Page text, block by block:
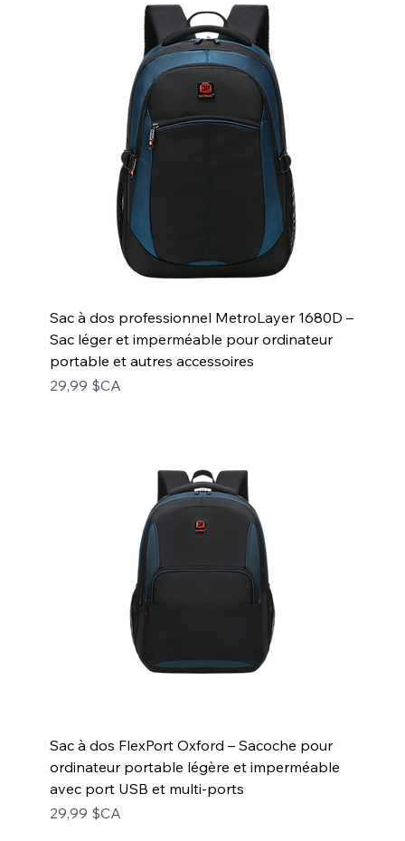
Sac à dos professionnel MetroLayer 1680D –
Sac léger et imperméable pour ordinateur
portable et autres accessoires
Prix
29,99 $CA
Sac à dos FlexPort Oxford – Sacoche pour
ordinateur portable légère et imperméable
avec port USB et multi-ports
Prix
29,99 $CA